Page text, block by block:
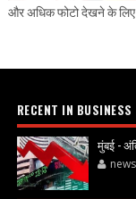
और अधिक फोटो देखने के
RECENT IN BUSINESS
मुंबई -